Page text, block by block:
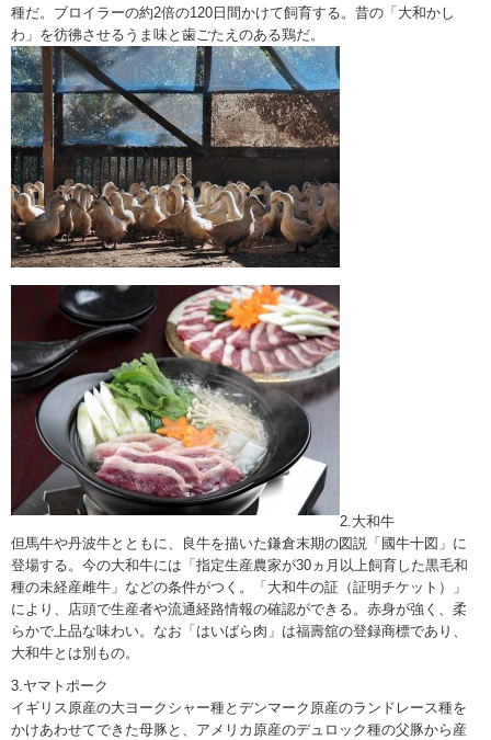
種だ。ブロイラーの約2倍の120日間かけて飼育する。昔の「大和かし
わ」を彷彿させるうま味と歯ごたえのある鶏だ。
2.大和牛
但馬牛や丹波牛とともに、良牛を描いた鎌倉末期の図説「國牛十図」に
登場する。今の大和牛には「指定生産農家が30ヵ月以上飼育した黒毛和
種の未経産雌牛」などの条件がつく。「大和牛の証（証明チケット）」
により、店頭で生産者や流通経路情報の確認ができる。赤身が強く、柔
らかで上品な味わい。なお「はいばら肉」は福壽舘の登録商標であり、
大和牛とは別もの。
3.ヤマトポーク
イギリス原産の大ヨークシャー種とデンマーク原産のランドレース種を
かけあわせてできた母豚と、アメリカ原産のデュロック種の父豚から産